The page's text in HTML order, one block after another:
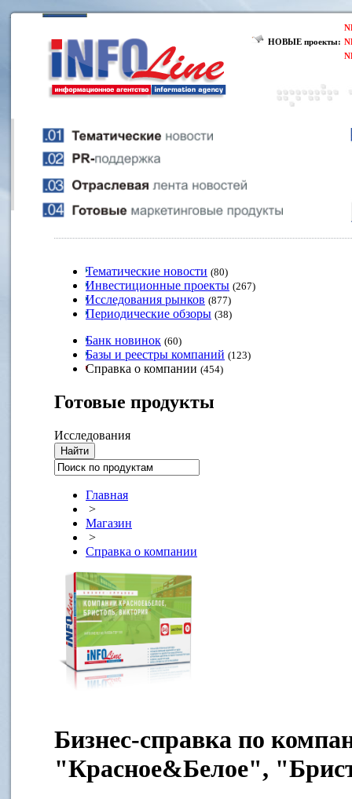
НОВЫЕ проекты:
Тематические новости (80)
Инвестиционные проекты (267)
Исследования рынков (877)
Периодические обзоры (38)
Банк новинок (60)
Базы и реестры компаний (123)
Справка о компании (454)
Готовые продукты
Исследования
Главная
>
Магазин
>
Справка о компании
Бизнес-справка по
"Красное&Белое",